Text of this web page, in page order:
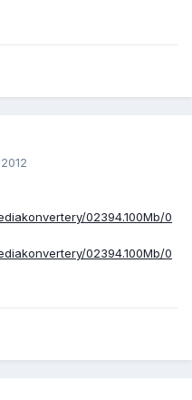
02394.100Mb/0
02394.100Mb/0